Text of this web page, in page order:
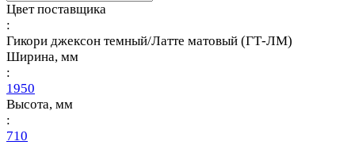
Цвет поставщика
:
Гикори джексон темный/Латте матовый (ГТ-ЛМ)
Ширина, мм
:
1950
Высота, мм
:
710